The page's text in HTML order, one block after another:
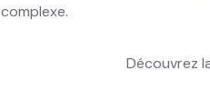
complexe.
Découvrez